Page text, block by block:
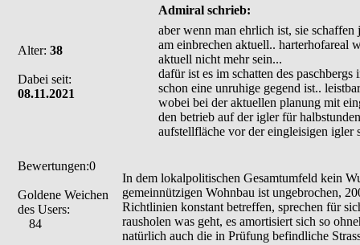
Alter: 38
Dabei seit:
08.11.2021
Bewertungen:0
Goldene Weichen
des Users:
84
Admiral schrieb:
aber wenn man ehrlich ist, sie
am einbrechen aktuell.. harterhofareal
aktuell nicht mehr sein...
dafür ist es im schatten des
schon eine unruhige gegend ist..
wobei bei der aktuellen planung mit
den betrieb auf der igler für
aufstellfläche vor der eingleisigen igler
In dem lokalpolitischen Gesamtumfeld kein
gemeinnützigen Wohnbau ist ungebrochen,
Richtlinien konstant betreffen, sprechen für
rausholen was geht, es amortisiert sich so
natürlich auch die in Prüfung befindliche